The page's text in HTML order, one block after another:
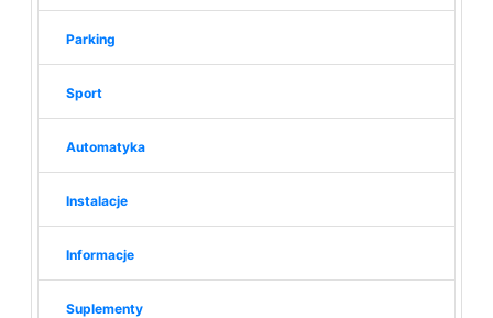
Parking
Sport
Automatyka
Instalacje
Informacje
Suplementy